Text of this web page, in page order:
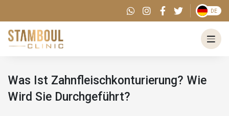
DE
Was Ist Zahnfleischkonturierung? Wie
Wird Sie Durchgeführt?